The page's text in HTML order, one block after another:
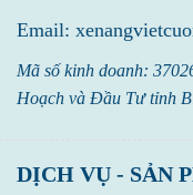
Email:
Mã số kinh doanh:
Hoạch và Đầu Tư tỉnh
DỊCH VỤ - SẢN